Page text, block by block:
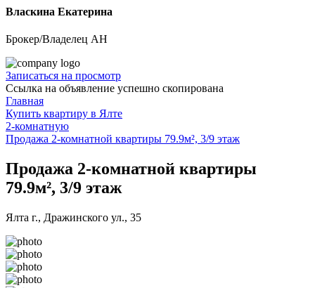
Власкина Екатерина
Брокер/Владелец АН
Записаться на просмотр
Ссылка на объявление успешно скопирована
Главная
Купить квартиру в Ялте
2-комнатную
Продажа 2-комнатной квартиры 79.9м², 3/9 этаж
Продажа 2-комнатной квартиры
79.9м², 3/9 этаж
Ялта г., Дражинского ул., 35